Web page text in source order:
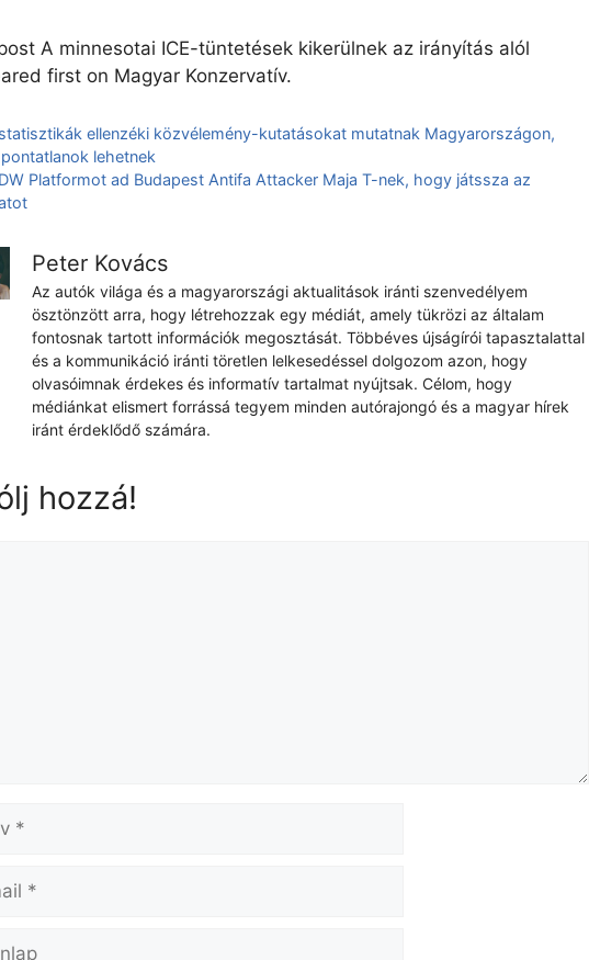
A minnesotai ICE-tüntetések kikerülnek az irányítás alól
first on Magyar Konzervatív.
ellenzéki közvélemény-kutatásokat mutatnak Magyarországon,
lehetnek
Platformot ad Budapest Antifa Attacker Maja T-nek, hogy játssza az
Peter Kovács
Az autók világa és a magyarországi aktualitások iránti szenvedélyem
ösztönzött arra, hogy létrehozzak egy médiát, amely tükrözi az általam
fontosnak tartott információk megosztását. Többéves újságírói tapasztalattal
és a kommunikáció iránti töretlen lelkesedéssel dolgozom azon, hogy
olvasóimnak érdekes és informatív tartalmat nyújtsak. Célom, hogy
médiánkat elismert forrássá tegyem minden autórajongó és a magyar hírek
iránt érdeklődő számára.
hozzá!